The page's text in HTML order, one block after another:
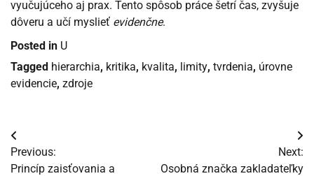
vyučujúceho aj prax. Tento spôsob práce šetrí čas, zvyšuje
dôveru a učí myslieť evidenčne.
Posted in U
Tagged hierarchia, kritika, kvalita, limity, tvrdenia, úrovne
evidencie, zdroje
Navigácia
v
Previous:
Princíp zaisťovania a
Next:
Osobná značka zakladateľky